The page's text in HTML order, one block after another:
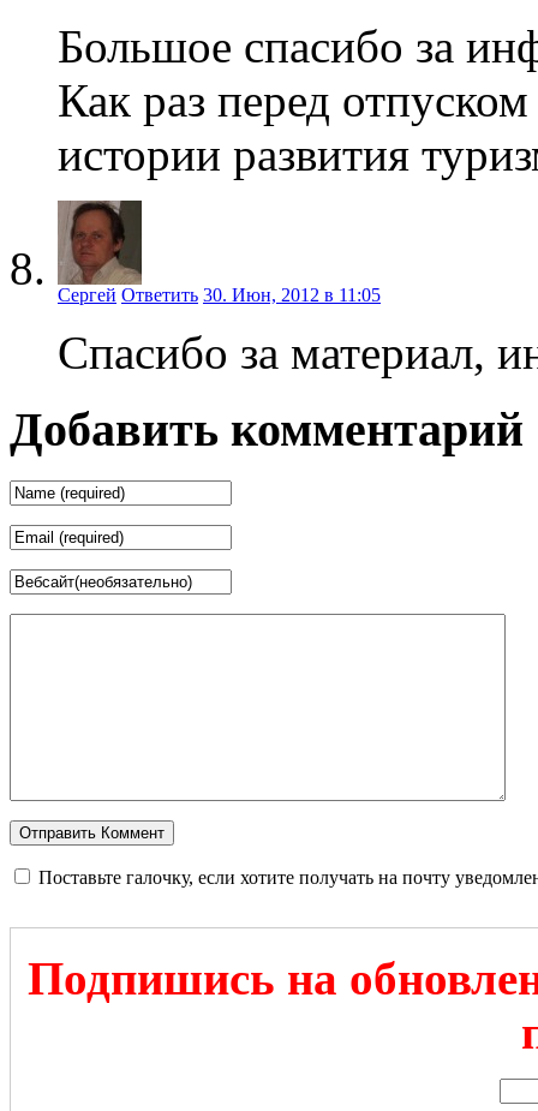
Большое спасибо за
Как раз перед
истории развития
Сергей Ответить 30. Июн, 2012 в 11:05
Спасибо за материал,
Добавить комментарий
Поставьте галочку, если хотите получать на почту
Подпишись на